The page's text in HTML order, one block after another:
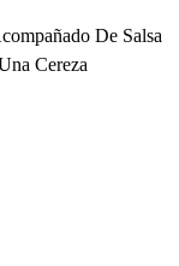
De Salsa
Cereza